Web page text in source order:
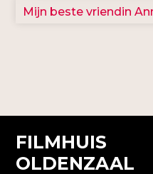
Mijn beste vriendin
FILMHUIS
OLDENZAAL